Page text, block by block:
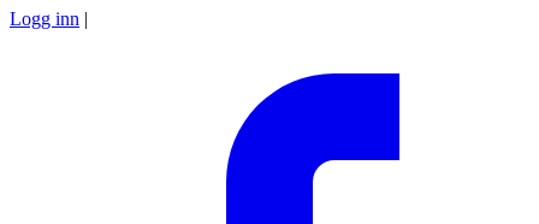
Logg inn |